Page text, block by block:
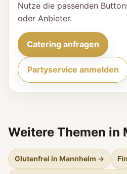
Nutze die passenden
oder Anbieter.
Catering anfragen
Partyservice anmelden
Weitere Themen in
Glutenfrei in Mannheim →